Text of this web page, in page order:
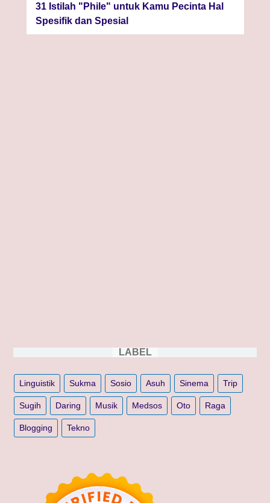
31 Istilah "Phile" untuk Kamu Pecinta Hal
Spesifik dan Spesial
LABEL
Linguistik Sukma Sosio Asuh Sinema Trip
Sugih Daring Musik Medsos Oto Raga
Blogging Tekno